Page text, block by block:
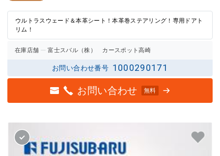
ウルトラスウェード＆本革シート！本革巻ステアリング！専用ドアト
リム！
在庫店舗 富士スバル（株） カースポット高崎
お問い合わせ番号 1000290171
お問い合わせ 無料